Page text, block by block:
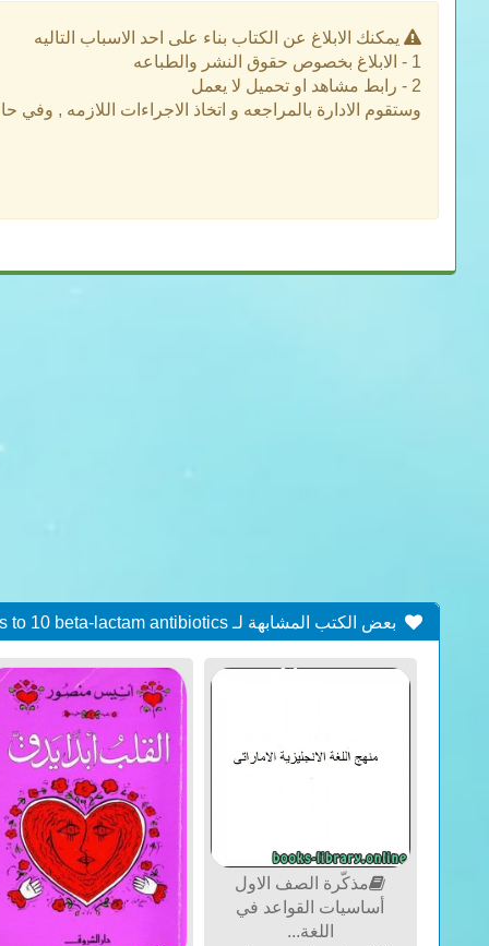
يمكنك الابلاغ عن الكتاب بناء على احد الاسباب التاليه
1 - الابلاغ بخصوص حقوق النشر والطباعه
2 - رابط مشاهد او تحميل لا يعمل
وستقوم الادارة بالمراجعه و اتخاذ الاجراءات اللازمه , وفي
بعض الكتب المشابهة لـ Susceptibilities of Bacteroides and Fusobacterium spp. from foot rot in goats to 10 beta-lactam antibiotics.
مذكّرة الصف الاول
أساسيات القواعد في
اللغة...